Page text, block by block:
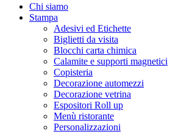
Chi siamo
Stampa
Adesivi ed Etichette
Biglietti da visita
Blocchi carta chimica
Calamite e supporti magnetici
Copisteria
Decorazione automezzi
Decorazione vetrina
Espositori Roll up
Menù ristorante
Personalizzazioni